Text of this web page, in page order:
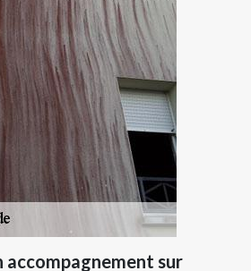
accompagnement sur